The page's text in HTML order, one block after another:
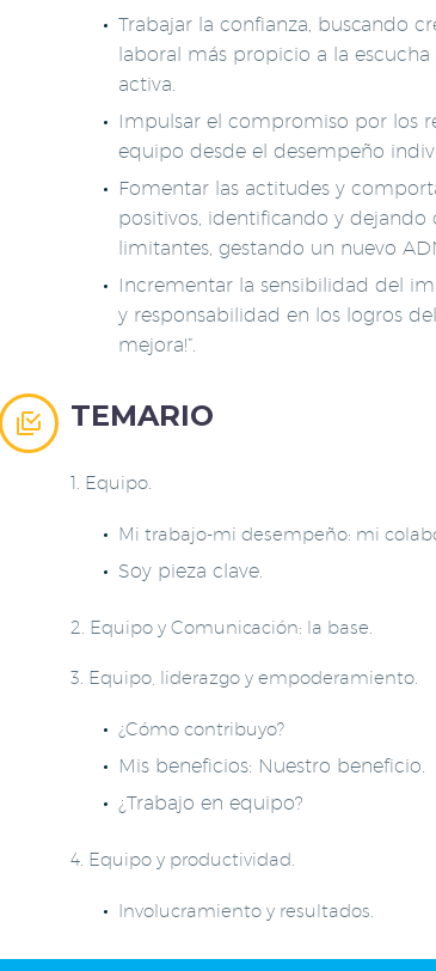
Trabajar la confianza, buscando
laboral más propicio a la
activa.
Impulsar el compromiso por los
equipo desde el desempeño
Fomentar las actitudes y
positivos, identificando y dejando
limitantes, gestando un nuevo
Incrementar la sensibilidad del
y responsabilidad en los logros
mejora!”.

 TEMARIO
1. Equipo.
Mi trabajo-mi desempeño: mi
Soy pieza clave.
2. Equipo y Comunicación: la base.
3. Equipo, liderazgo y empoderamiento.
¿Cómo contribuyo?
Mis beneficios: Nuestro beneficio.
¿Trabajo en equipo?
4. Equipo y productividad.
Involucramiento y resultados.